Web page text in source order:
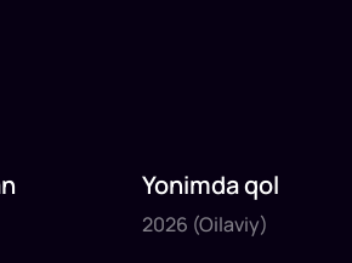
2026
87daq
Yonimda qol
2026 (Oilaviy)